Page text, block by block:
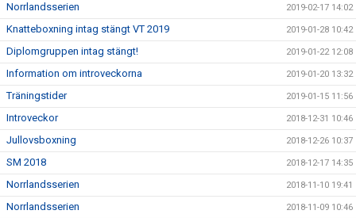
Norrlandsserien 2019-02-17 14:02
Knatteboxning intag stängt VT 2019 2019-01-28 10:42
Diplomgruppen intag stängt! 2019-01-22 12:08
Information om introveckorna 2019-01-20 13:32
Träningstider 2019-01-15 11:56
Introveckor 2018-12-31 10:46
Jullovsboxning 2018-12-26 10:37
SM 2018 2018-12-17 14:35
Norrlandsserien 2018-11-10 19:41
Norrlandsserien 2018-11-09 10:46